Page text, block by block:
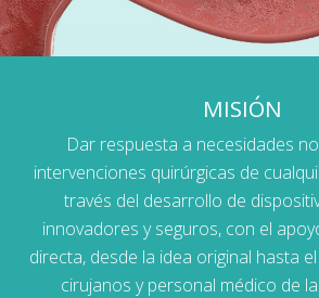
MISIÓN
Dar respuesta a necesidades
intervenciones quirúrgicas de
través del desarrollo de
innovadores y seguros, con el
directa, desde la idea original hasta
cirujanos y personal médico de